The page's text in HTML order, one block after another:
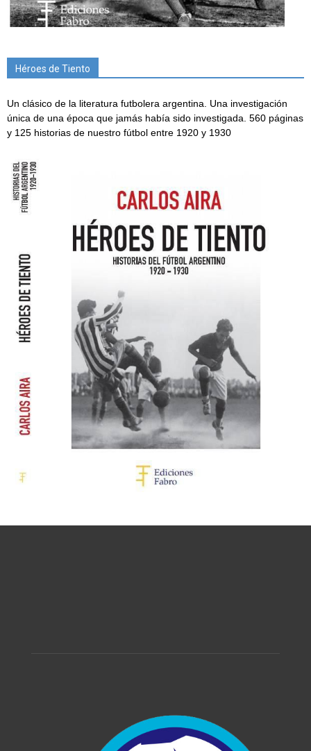
Héroes de Tiento
Un clásico de la literatura futbolera argentina. Una investigación
única de una época que jamás había sido investigada. 560 páginas
y 125 historias de nuestro fútbol entre 1920 y 1930